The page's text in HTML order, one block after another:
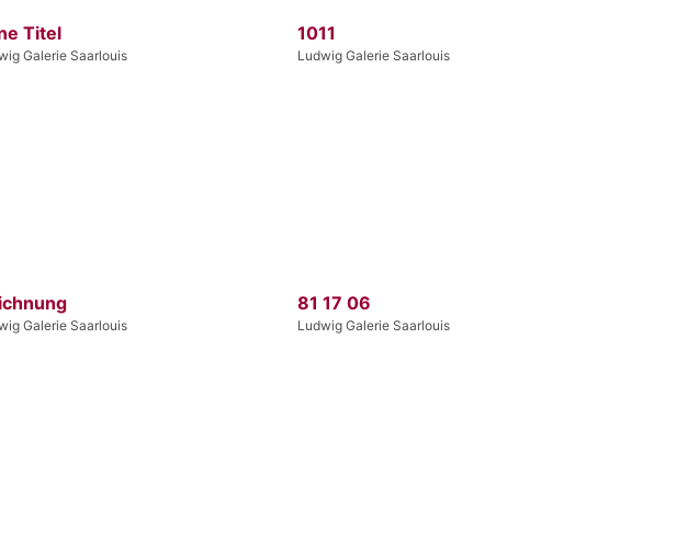
Titel
Galerie Saarlouis
1011
Ludwig Galerie Saarlouis
Galerie Saarlouis
81 17 06
Ludwig Galerie Saarlouis